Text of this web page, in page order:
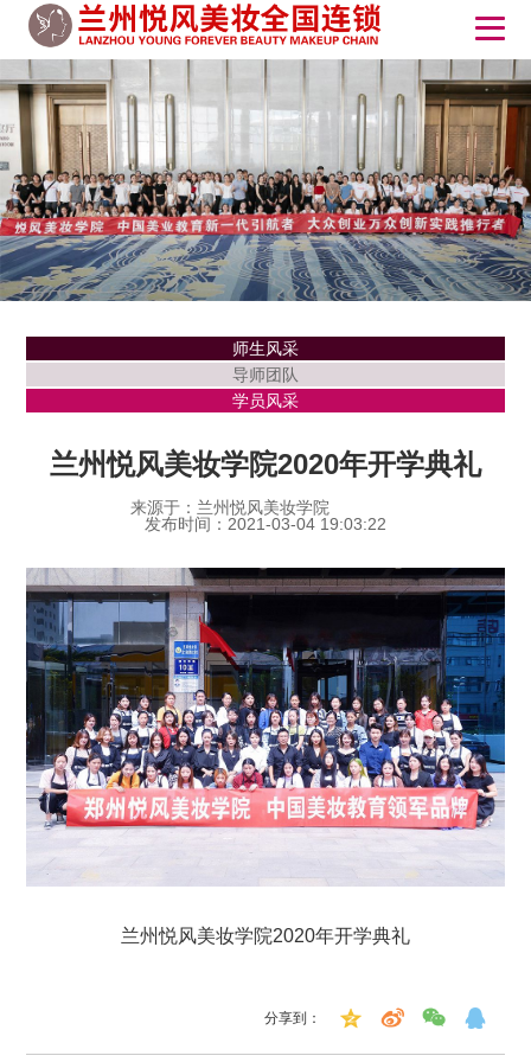
师生风采
导师团队
学员风采
兰州悦风美妆学院2020年开学典礼
来源于：兰州悦风美妆学院
发布时间：2021-03-04 19:03:22
兰州悦风美妆学院2020年开学典礼
分享到：